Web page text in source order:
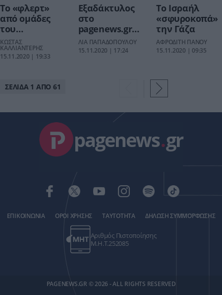
Το «φλερτ»
από ομάδες
του
εξωτερικού
στον
Σένκεφελντ
ΚΩΣΤΑΣ
ΚΑΛΛΙΑΝΤΕΡΗΣ
15.11.2020 | 19:33
Εξαδάκτυλος
στο
pagenews.gr
για τον Covid-
19: Πιστεύω θα
ΛΙΑ ΠΑΠΑΔΟΠΟΥΛΟΥ
15.11.2020 | 17:24
Το Ισραήλ
«σφυροκοπά»
την Γάζα
ΑΦΡΟΔΙΤΗ ΠΑΝΟΥ
15.11.2020 | 09:35
ΣΕΛΙΔΑ 1 ΑΠΟ 61
pagenews.gr
ΕΠΙΚΟΙΝΩΝΙΑ ΟΡΟΙ ΧΡΗΣΗΣ ΤΑΥΤΟΤΗΤΑ ΔΗΛΩΣΗ ΣΥΜΜΟΡΦΩΣΗΣ
Αριθμός Πιστοποίησης
Μ.Η.Τ.252085
PAGENEWS.GR © 2026 - ALL RIGHTS RESERVED